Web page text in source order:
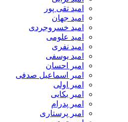
امید تقی پور
امید جهان
امید خسروجردی
امید علومی
امید نفری
امید یوسفی
امیر احسان
امیر اسماعیل صدفی
امیر اولی
امیر بکایی
امیر پدرام
امیر پرستاری